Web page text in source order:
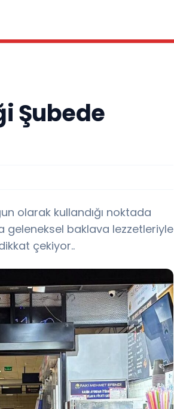
Şubede
olarak kullandığı noktada
geleneksel baklava lezzetleriyle
çekiyor..